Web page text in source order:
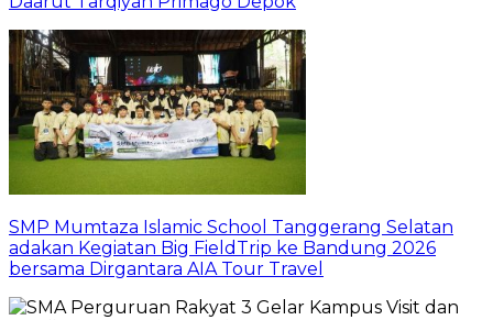
SMP Mumtaza Islamic School Tanggerang Selatan
adakan Kegiatan Big FieldTrip ke Bandung 2026
bersama Dirgantara AIA Tour Travel